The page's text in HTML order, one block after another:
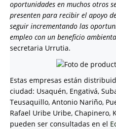
oportunidades en muchos otros
presenten para recibir el apoyo
seguir incrementando las
empleo con un beneficio
secretaria Urrutia.
Estas empresas están
ciudad: Usaquén, Engativá,
Teusaquillo, Antonio Nariño,
Rafael Uribe Uribe, Chapinero,
pueden ser consultadas en el